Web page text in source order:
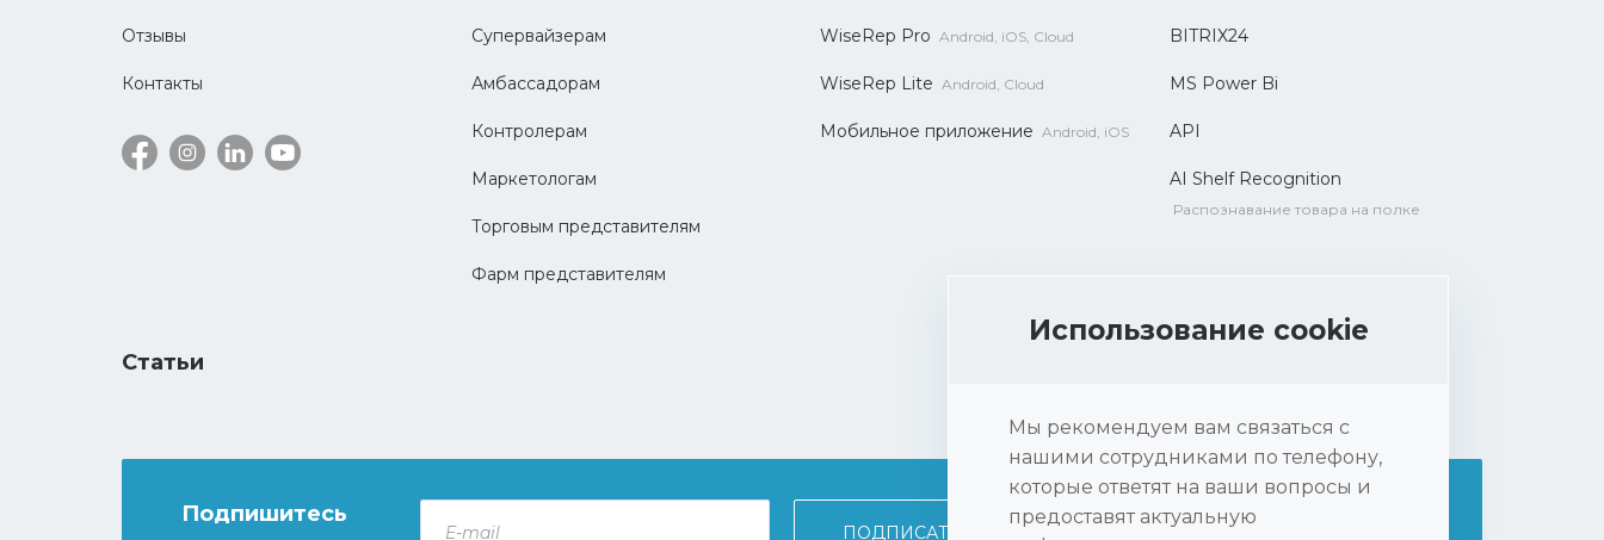
Отзывы
Контакты
Супервайзерам
Амбассадорам
Контролерам
Маркетологам
Торговым представителям
Фарм представителям
WiseRep Pro Android, iOS, Cloud
WiseRep Lite Android, Cloud
Мобильное приложение Android, iOS
BITRIX24
MS Power Bi
API
AI Shelf Recognition
Распознавание товара на полке
Статьи
Подпишитесь
Нажимая на кнопку «ПОДПИСАТЬСЯ», вы
Использование cookie
Мы рекомендуем вам связаться с
нашими сотрудниками по телефону,
которые ответят на ваши вопросы и
предоставят актуальную